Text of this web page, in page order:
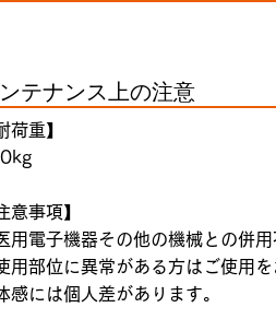
テナンス上の注意
荷重】
意事項】
用電子機器その他の機械との併用
用部位に異常がある方はご使用を
感には個人差があります。